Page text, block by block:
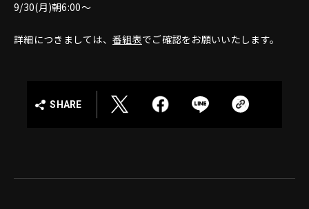
9/30(月)朝6:00～
詳細につきましては、番組表でご確認をお願いいたします。
SHARE